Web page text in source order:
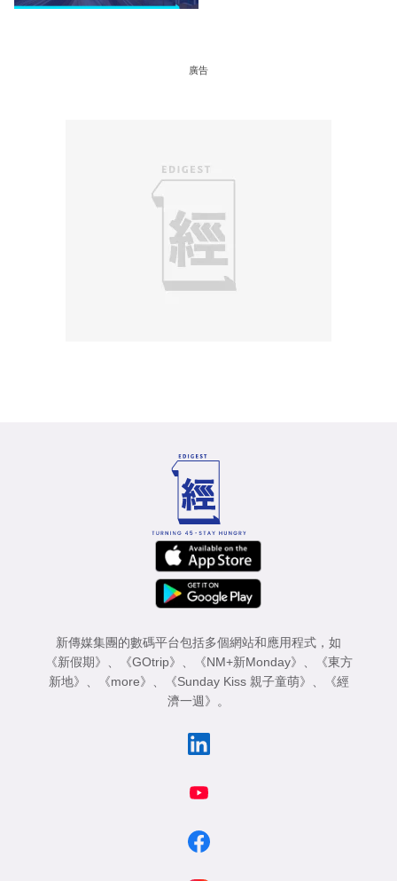
廣告
新傳媒集團的數碼平台包括多個網站和應用程式，如
《新假期》
《GOtrip》 《NM+新Monday》
《東方
新地》
《more》 《Sunday Kiss 親子童萌》
《經
濟一週》
。